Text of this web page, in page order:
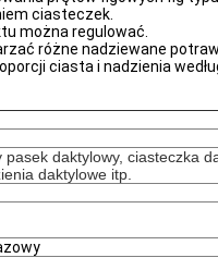
ciasteczek.
można regulować.
różne nadziewane
ciasta i nadzienia
pasek daktylowy, ciasteczka
daktylowe itp.